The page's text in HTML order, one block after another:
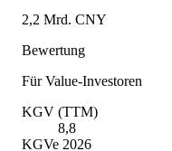
2,2 Mrd. CNY
Bewertung
Für Value-Investoren
KGV (TTM)
8,8
KGVe 2026